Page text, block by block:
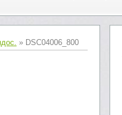
» DSC04006_800